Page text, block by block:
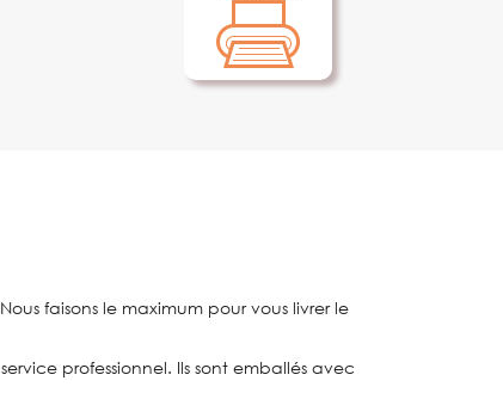
faisons le maximum pour vous livrer le
professionnel. Ils sont emballés avec